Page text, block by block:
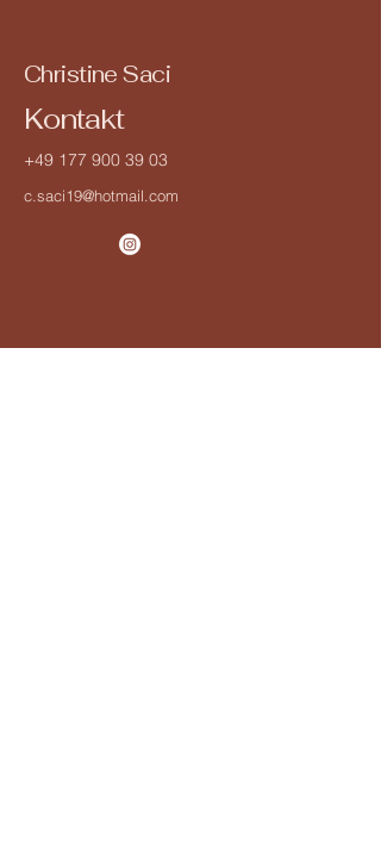
Christine Saci
Kontakt
+49 177 900 39 03
c.saci19@hotmail.com